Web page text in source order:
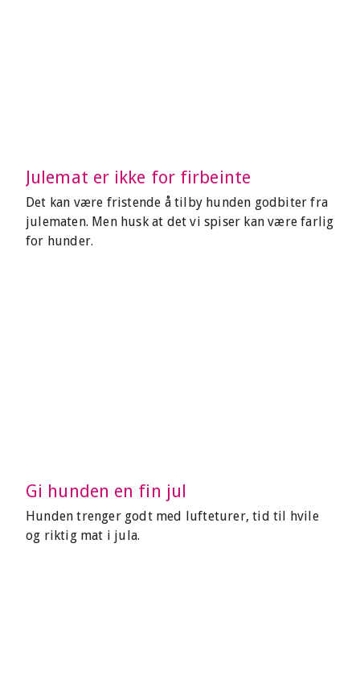
Julemat er ikke for firbeinte
Det kan være fristende å tilby hunden godbiter fra
julematen. Men husk at det vi spiser kan være farlig
for hunder.
Gi hunden en fin jul
Hunden trenger godt med lufteturer, tid til hvile
og riktig mat i jula.